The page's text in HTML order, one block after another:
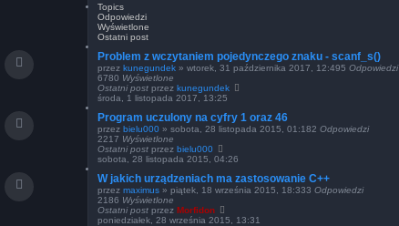
o
Topics
Odpowiedzi
Wyświetlone
Ostatni post
Problem z wczytaniem pojedynczego znaku - scanf_s()
przez kunegundek » wtorek, 31 października 2017, 12:495 Odpowiedzi
6780 Wyświetlone
Ostatni post przez kunegundek
środa, 1 listopada 2017, 13:25
Program uczulony na cyfry 1 oraz 46
przez bielu000 » sobota, 28 listopada 2015, 01:182 Odpowiedzi
2217 Wyświetlone
Ostatni post przez bielu000
sobota, 28 listopada 2015, 04:26
W jakich urządzeniach ma zastosowanie C++
przez maximus » piątek, 18 września 2015, 18:333 Odpowiedzi
2186 Wyświetlone
Ostatni post przez Morfidon
poniedziałek, 28 września 2015, 13:31